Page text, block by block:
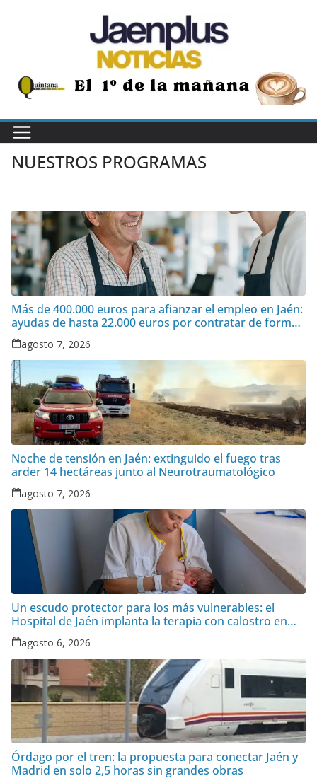
NUESTROS PROGRAMAS
Más de 400.000 euros para afianzar el empleo en Jaén:
ayudas de hasta 22.000 euros por contratar de forma
indefinida
agosto 7, 2026
Noche de tensión en Jaén: extinguido el fuego tras
arder 14 hectáreas junto al Neurotraumatológico
agosto 7, 2026
Un escudo protector para los más vulnerables: el
Hospital de Jaén implanta la terapia con calostro en
bebés prematuros
agosto 6, 2026
Órdago por el tren: la propuesta para conectar Jaén y
Madrid en solo 2,5 horas sin grandes obras